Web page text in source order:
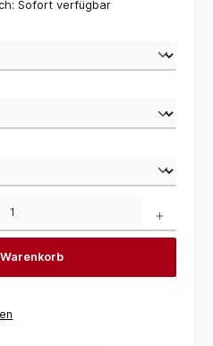
Sofort verfügbar